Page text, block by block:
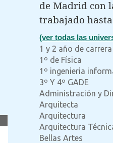
de Madrid con
trabajado
(ver todas las
1 y 2 año de carrera
1º de Física
1º ingenieria
3º Y 4º GADE
Administración y
Arquitecta
Arquitectura
Arquitectura
Bellas Artes